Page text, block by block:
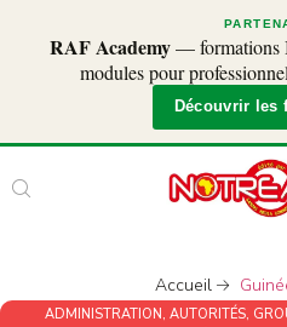
RAF Academy— formations
modules pour
Découvrir les
Accueil
ADMINISTRATION, AUTORITÉS,